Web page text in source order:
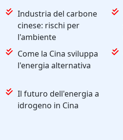
Industria del carbone
cinese: rischi per
l'ambiente
Come la Cina sviluppa
l'energia alternativa
Il futuro dell'energia a
idrogeno in Cina